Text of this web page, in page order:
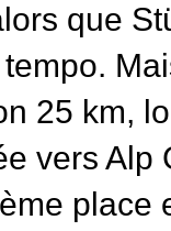
que
25 km,
vers Alp
place